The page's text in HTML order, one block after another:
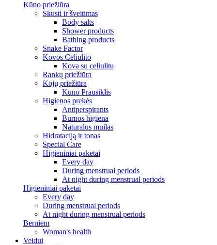
Kūno priežiūra
Skusti ir šveitimas
Body salts
Shower products
Bathing products
Snake Factor
Kovos Celiulito
Kova su celiulitu
Rankų priežiūra
Kojų priežiūra
Kūno Prausiklis
Higienos prekės
Antiperspirants
Burnos higiena
Natūralus muilas
Hidrataciją ir tonas
Special Care
Higieniniai paketai
Every day
During menstrual periods
At night during menstrual periods
Higieniniai paketai
Every day
During menstrual periods
At night during menstrual periods
Bērniem
Woman's health
Veidui